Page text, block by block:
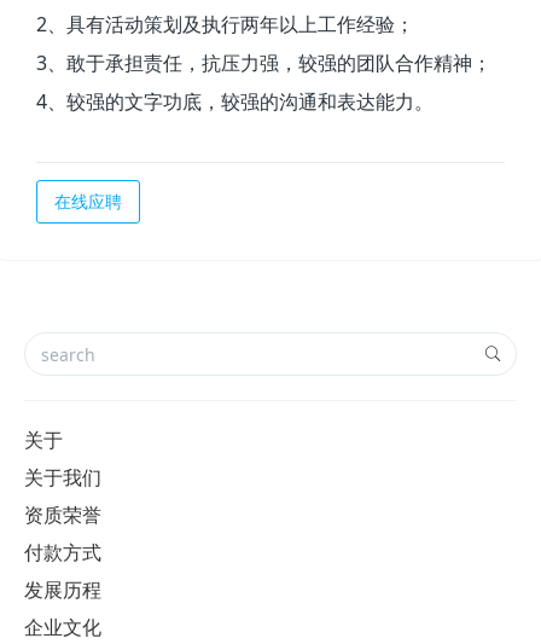
2、具有活动策划及执行两年以上工作经验；
3、敢于承担责任，抗压力强，较强的团队合作精神；
4、较强的文字功底，较强的沟通和表达能力。
在线应聘
关于
关于我们
资质荣誉
付款方式
发展历程
企业文化